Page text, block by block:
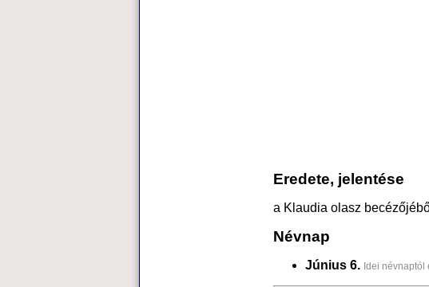
Eredete, jelentése
a Klaudia olasz
Névnap
Június 6. Idei névnaptól